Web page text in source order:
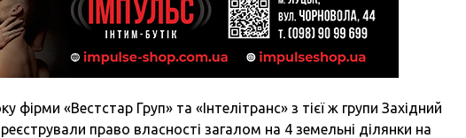
фірми «Вестстар Груп» та «Інтелітранс» з тієї ж групи Західний
право власності загалом на 4 земельні ділянки на